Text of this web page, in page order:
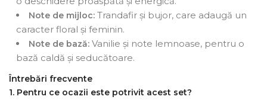
Note de mijloc: Trandafir și bujor, care adaugă un
caracter floral și feminin.
Note de bază: Vanilie și note lemnoase, pentru o
bază caldă și seducătoare.
Întrebări frecvente
1. Pentru ce ocazii este potrivit acest set?